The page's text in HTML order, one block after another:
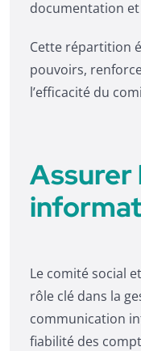
documentation
Cette répartition
pouvoirs,
l’efficacité du
Assurer
Le comité social
rôle clé dans la
communication
fiabilité des